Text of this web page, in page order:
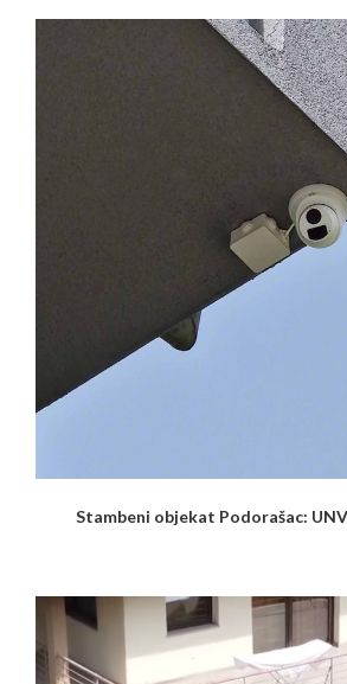
Stambeni objekat Podorašac: